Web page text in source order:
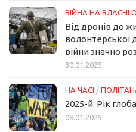
ВІЙНА НА ВЛАСНІ
Від дронів до
волонтерської
війни значно
30.01.2025
НА ЧАСІ /
2025-й. Рік
08.01.2025